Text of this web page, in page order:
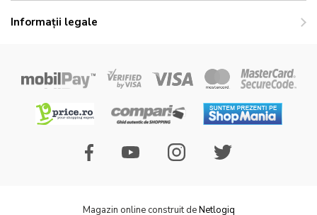
Informații legale
Magazin online construit deNetlogiq